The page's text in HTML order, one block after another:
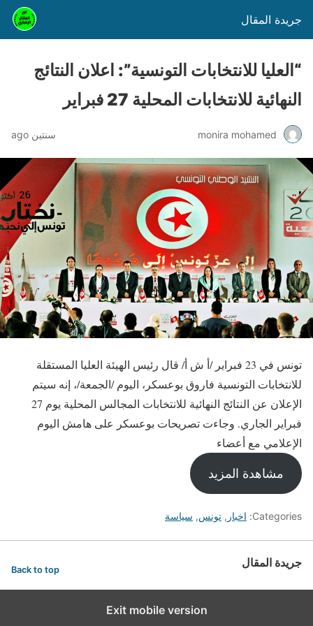
جريدة المقال
“العليا للانتخابات التونسية”: اعلان النتائج
النهائية للانتخابات المحلية 27 فبراير
monira mohamed سنتين ago
تونس في 23 فبراير /أ ش أ/ قال رئيس الهيئة العليا المستقلة
للانتخابات التونسية فاروق بوعسكر، اليوم /الجمعة/، إنه سيتم
الإعلان عن النتائج النهائية للانتخابات المجالس المحلية يوم 27
فبراير الجاري. وجاءت تصريحات بوعسكر على هامش اليوم
الإعلامي مع أعضاء
مشاهدة المزيد
Categories: اخبار , تونس, سياسة
جريدة المقال Back to top
Exit mobile version